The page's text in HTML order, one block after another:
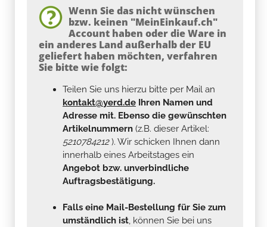
Wenn Sie das nicht wünschen
bzw. keinen "MeinEinkauf.ch"
Account haben oder die Ware in
ein anderes Land außerhalb der EU
geliefert haben möchten, verfahren
Sie bitte wie folgt:
Teilen Sie uns hierzu bitte per Mail an
kontakt@yerd.de Ihren Namen und
Adresse mit. Ebenso die gewünschten
Artikelnummern (z.B. dieser Artikel:
5210784212). Wir schicken Ihnen dann
innerhalb eines Arbeitstages ein
Angebot bzw. unverbindliche
Auftragsbestätigung.
Falls eine Mail-Bestellung für Sie zum
umständlich ist, können Sie bei uns